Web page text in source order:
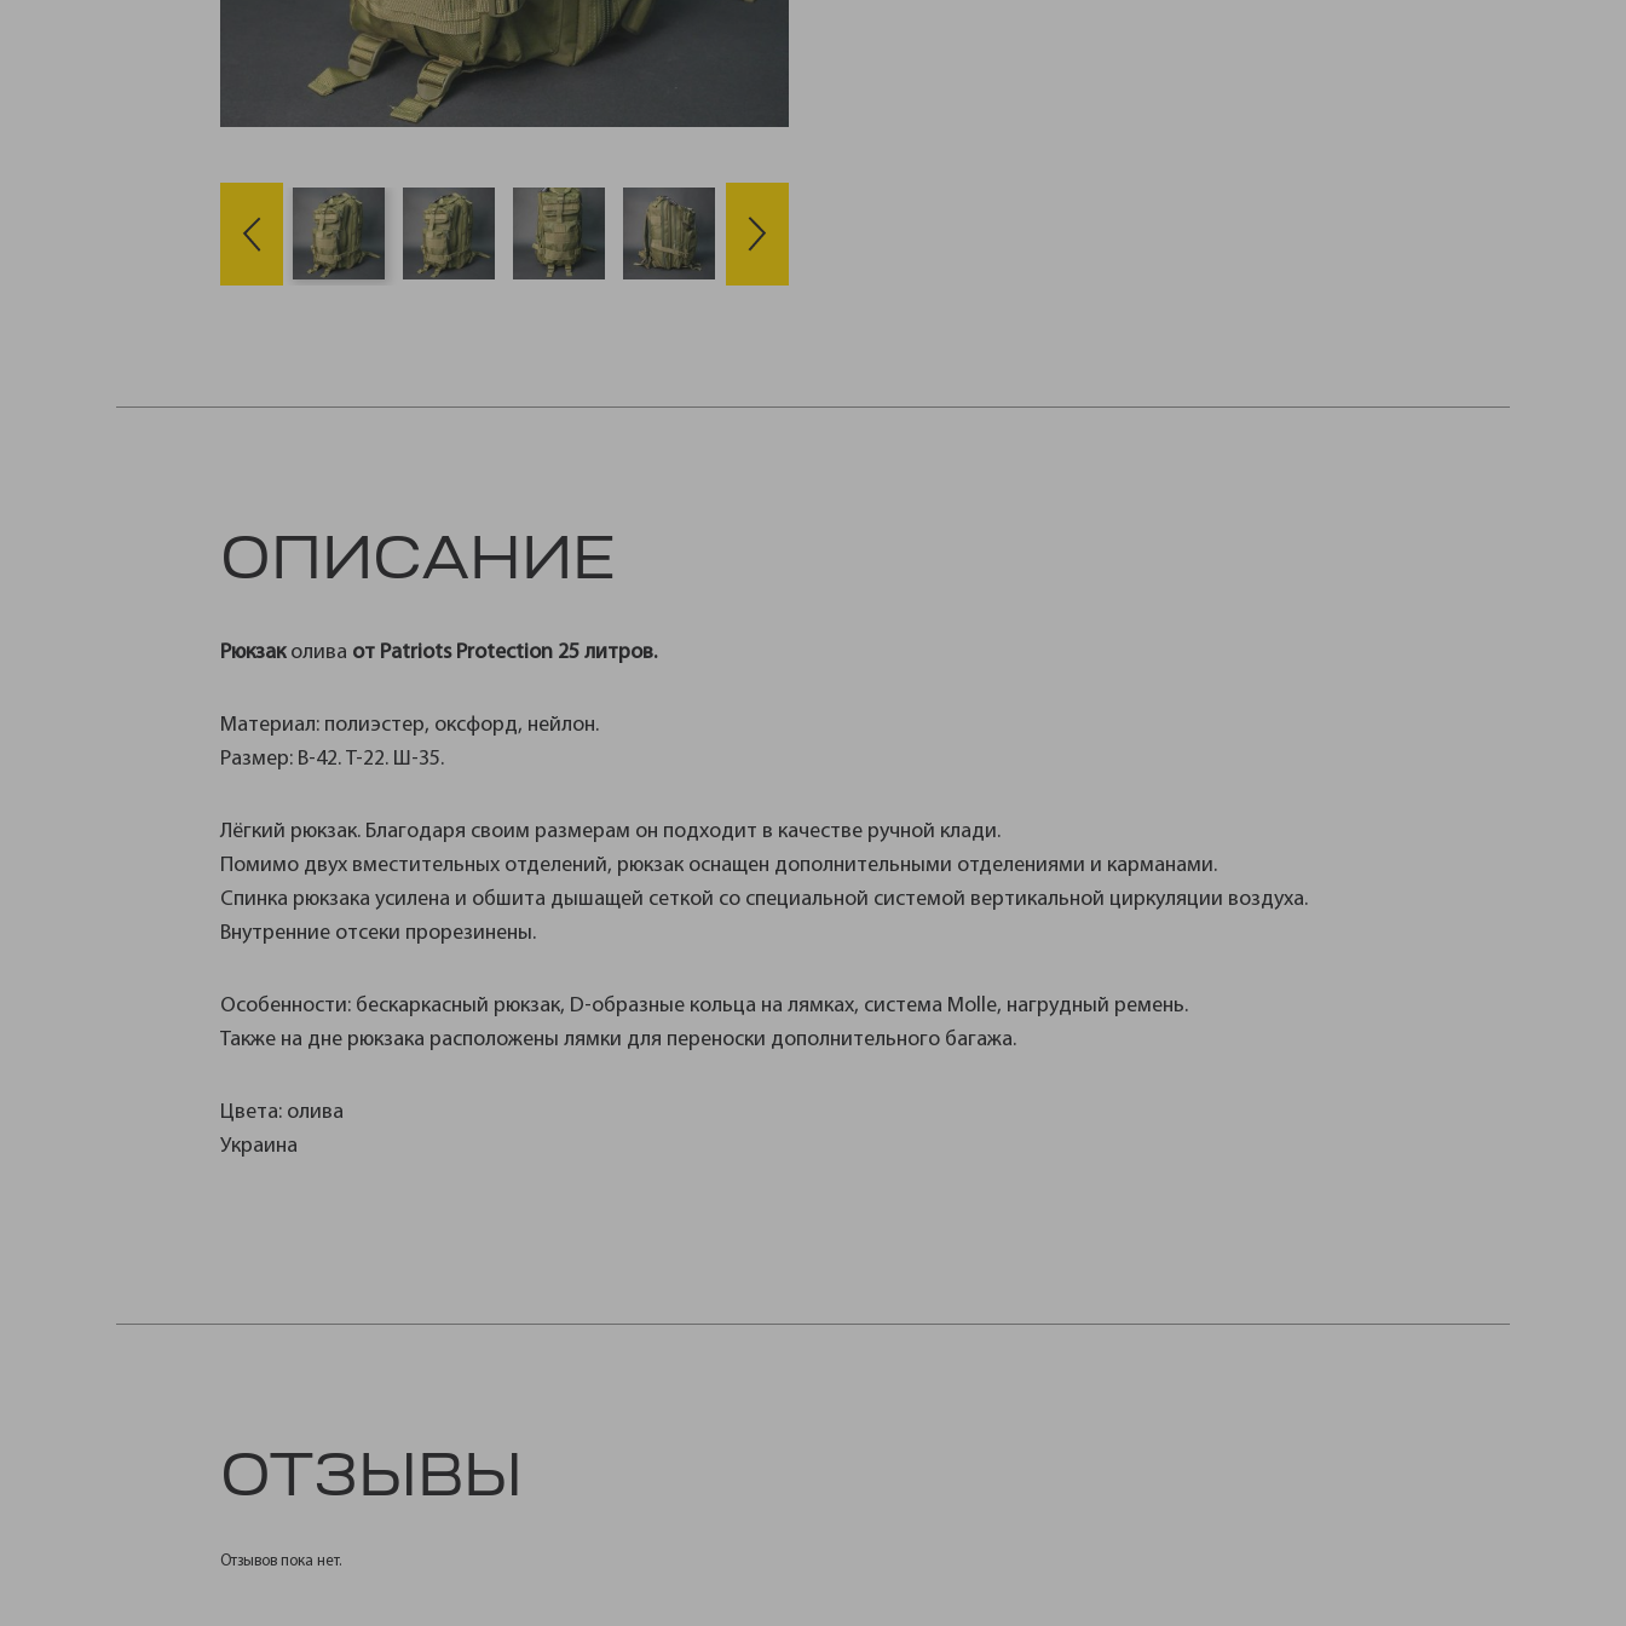
ОПИСАНИЕ
Рюкзаколива от Patriots Protection 25 литров.
Материал: полиэстер, оксфорд, нейлон.
Размер: В-42. Т-22. Ш-35.
Лёгкий рюкзак. Благодаря своим размерам он подходит в качестве ручной клади.
Помимо двух вместительных отделений, рюкзак оснащен дополнительными отделениями и карманами.
Спинка рюкзака усилена и обшита дышащей сеткой со специальной системой вертикальной циркуляции воздуха.
Внутренние отсеки прорезинены.
Особенности: бескаркасный рюкзак, D-образные кольца на лямках, система Molle, нагрудный ремень.
Также на дне рюкзака расположены лямки для переноски дополнительного багажа.
Цвета: олива
Украина
ОТЗЫВЫ
Отзывов пока нет.